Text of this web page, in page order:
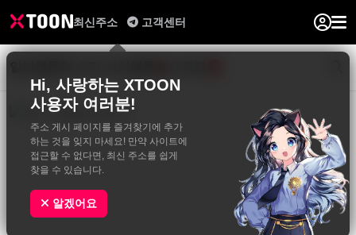
최신주소
Hi, 사랑하는 XTOON
사용자 여러분!
주소 게시 페이지를 즐겨찾기에 추가
하는 것을 잊지 마세요! 만약 사이트에
접근할 수 없다면, 최신 주소를 쉽게
찾을 수 있습니다.
알겠어요
고객센터